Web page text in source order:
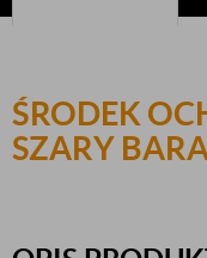
ŚRODEK
SZARY